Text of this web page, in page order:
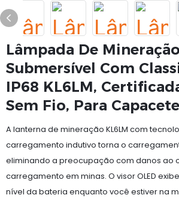
Lâmpada De Mineração
Submersível Com
IP68 KL6LM,
Sem Fio, Para
A lanterna de mineração KL6LM com
carregamento indutivo torna o
eliminando a preocupação com danos ao
carregamento em minas. O visor OLED
nível da bateria enquanto você estiver na